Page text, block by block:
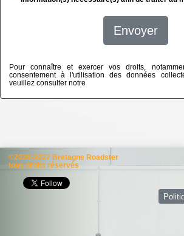
Envoyer
Pour connaître et exercer vos droits,
consentement à l'utilisation des données
veuillez consulter notre
©2026-2027 Bretagne Roadster
tous droits réservés